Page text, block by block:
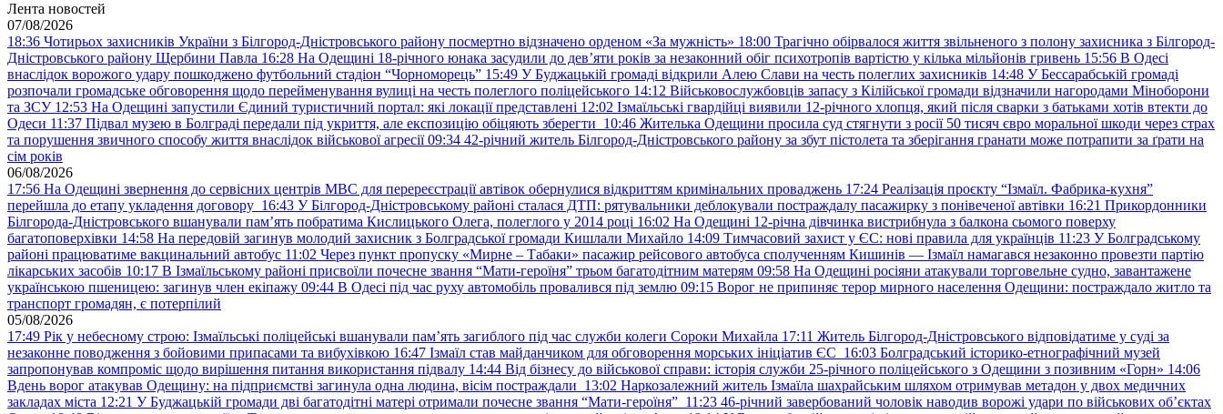
Лента новостей
07/08/2026
18:36 Чотирьох захисників України з Білгород-Дністровського району посмертно відзначено орденом «За мужність» 18:00 Трагічно обірвалося життя звільненого з полону захисника з Білгород-
Дністровського району Щербини Павла 16:28 На Одещині 18-річного юнака засудили до дев’яти років за незаконний обіг психотропів вартістю у кілька мільйонів гривень 15:56 В Одесі
внаслідок ворожого удару пошкоджено футбольний стадіон “Чорноморець” 15:49 У Буджацькій громаді відкрили Алею Слави на честь полеглих захисників 14:48 У Бессарабській громаді
розпочали громадське обговорення щодо перейменування вулиці на честь полеглого поліцейського 14:12 Військовослужбовців запасу з Кілійської громади відзначили нагородами Міноборони
та ЗСУ 12:53 На Одещині запустили Єдиний туристичний портал: які локації представлені 12:02 Ізмаїльські гвардійці виявили 12-річного хлопця, який після сварки з батьками хотів втекти до
Одеси 11:37 Підвал музею в Болграді передали під укриття, але експозицію обіцяють зберегти 10:46 Жителька Одещини просила суд стягнути з росії 50 тисяч євро моральної шкоди через страх
та порушення звичного способу життя внаслідок військової агресії 09:34 42-річний житель Білгород-Дністровського району за збут пістолета та зберігання гранати може потрапити за ґрати на
сім років
06/08/2026
17:56 На Одещині звернення до сервісних центрів МВС для перереєстрації автівок обернулися відкриттям кримінальних проваджень 17:24 Реалізація проєкту “Ізмаїл. Фабрика-кухня”
перейшла до етапу укладення договору 16:43 У Білгород-Дністровському районі сталася ДТП: рятувальники деблокували постраждалу пасажирку з понівеченої автівки 16:21 Прикордонники
Білгорода-Дністровського вшанували пам’ять побратима Кислицького Олега, полеглого у 2014 році 16:02 На Одещині 12-річна дівчинка вистрибнула з балкона сьомого поверху
багатоповерхівки 14:58 На передовій загинув молодий захисник з Болградської громади Кишлали Михайло 14:09 Тимчасовий захист у ЄС: нові правила для українців 11:23 У Болградському
районі працюватиме вакцинальний автобус 11:02 Через пункт пропуску «Мирне – Табаки» пасажир рейсового автобуса сполученням Кишинів — Ізмаїл намагався незаконно провезти партію
лікарських засобів 10:17 В Ізмаїльському районі присвоїли почесне звання “Мати-героїня” трьом багатодітним матерям 09:58 На Одещині росіяни атакували торговельне судно, завантажене
українською пшеницею: загинув член екіпажу 09:44 В Одесі під час руху автомобіль провалився під землю 09:15 Ворог не припиняє терор мирного населення Одещини: постраждало житло та
транспорт громадян, є потерпілий
05/08/2026
17:49 Рік у небесному строю: Ізмаїльські поліцейські вшанували пам’ять загиблого під час служби колеги Сороки Михайла 17:11 Житель Білгород-Дністровського відповідатиме у суді за
незаконне поводження з бойовими припасами та вибухівкою 16:47 Ізмаїл став майданчиком для обговорення морських ініціатив ЄС 16:03 Болградський історико-етнографічний музей
запропонував компроміс щодо вирішення питання використання підвалу 14:44 Від бізнесу до військової справи: історія служби 25-річного поліцейського з Одещини з позивним «Горн» 14:06
Вдень ворог атакував Одещину: на підприємстві загинула одна людина, вісім постраждали 13:02 Наркозалежний житель Ізмаїла шахрайським шляхом отримував метадон у двох медичних
закладах міста 12:21 У Буджацькій громади дві багатодітні матері отримали почесне звання “Мати-героїня” 11:23 46-річний завербований чоловік наводив ворожі удари по військових обʼєктах